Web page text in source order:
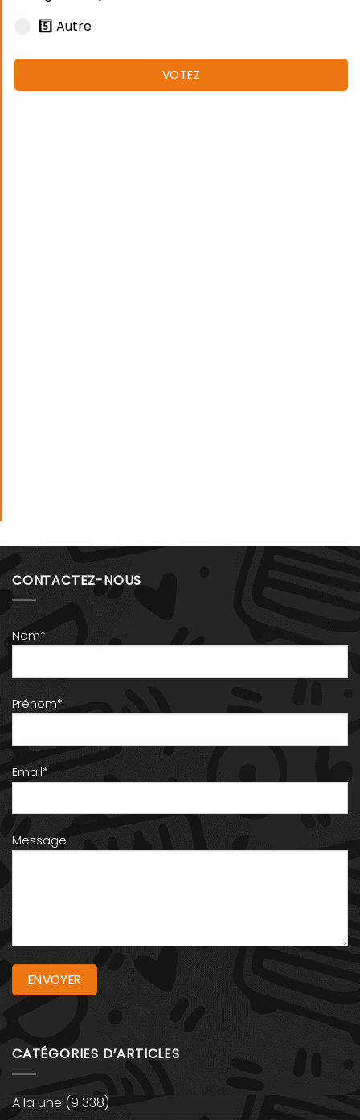
5️⃣ Autre
VOTEZ
CONTACTEZ-NOUS
Nom*
Prénom*
Email*
Message
CATÉGORIES D’ARTICLES
A la une (9 338)